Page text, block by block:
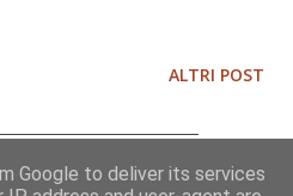
14, Roma Carla è grassa e lo è
tutte le battute, e farebbe
ALTRI POST
Google to deliver its services